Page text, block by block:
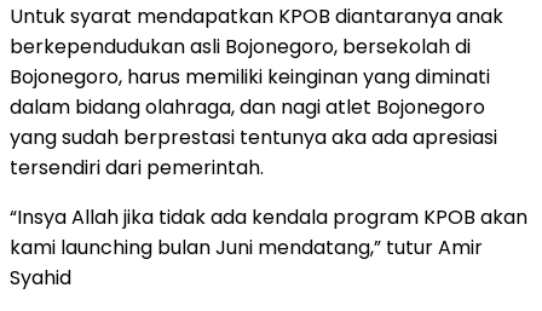
Untuk syarat mendapatkan KPOB diantaranya anak
berkependudukan asli Bojonegoro, bersekolah di
Bojonegoro, harus memiliki keinginan yang diminati
dalam bidang olahraga, dan nagi atlet Bojonegoro
yang sudah berprestasi tentunya aka ada apresiasi
tersendiri dari pemerintah.
“Insya Allah jika tidak ada kendala program KPOB akan
kami launching bulan Juni mendatang,” tutur Amir
Syahid